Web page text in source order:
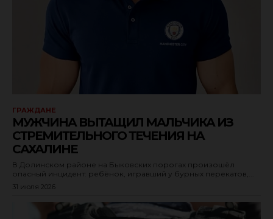
ГРАЖДАНЕ
МУЖЧИНА ВЫТАЩИЛ МАЛЬЧИКА ИЗ
СТРЕМИТЕЛЬНОГО ТЕЧЕНИЯ НА
САХАЛИНЕ
В Долинском районе на Быковских порогах произошёл
опасный инцидент: ребёнок, игравший у бурных перекатов,...
31 июля 2026